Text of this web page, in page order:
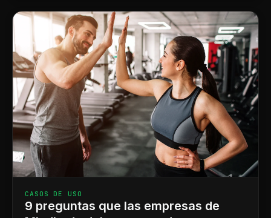
CASOS DE USO
9 preguntas que las empresas de